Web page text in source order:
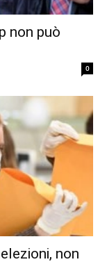
non può
0
non